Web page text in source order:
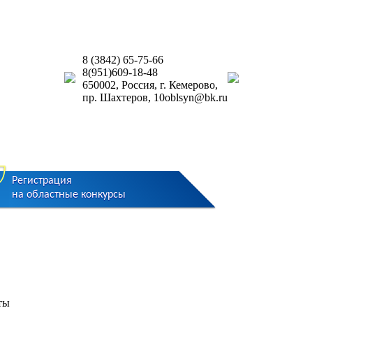
8 (3842) 65‑75‑66
8(951)609-18-48
650002, Россия, г. Кемерово,
пр. Шахтеров, 10oblsyn@bk.ru
Регистрация
на областные конкурсы